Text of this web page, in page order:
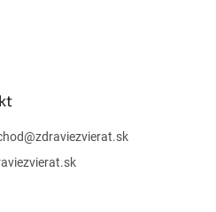
@zdraviezvierat.sk